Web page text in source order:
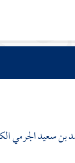
بن سعيد الجرمي